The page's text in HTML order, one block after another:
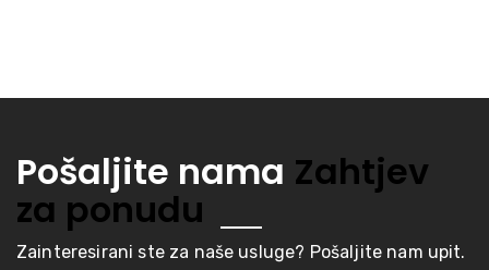
Pošaljite nama Zahtjev
za ponudu
Zainteresirani ste za naše usluge? Pošaljite nam upit.